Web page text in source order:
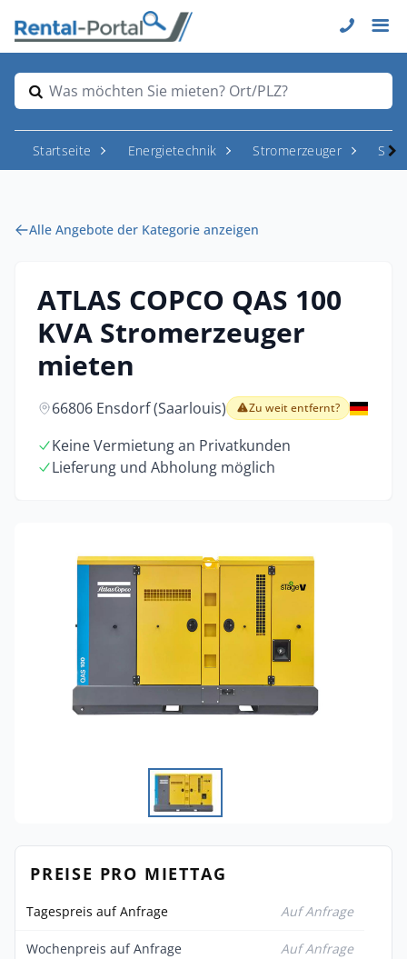
Was möchten Sie mieten? Ort/PLZ?
Startseite Energietechnik Stromerzeuger
Alle Angebote der Kategorie anzeigen
ATLAS COPCO QAS 100
KVA Stromerzeuger
mieten
66806 Ensdorf (Saarlouis) Zu weit entfernt?
Keine Vermietung an Privatkunden
Lieferung und Abholung möglich
PREISE PRO MIETTAG
Tagespreis auf Anfrage Auf Anfrage
Wochenpreis auf Anfrage Auf Anfrage